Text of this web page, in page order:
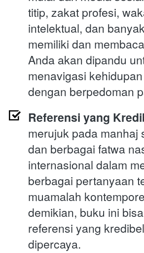
titip, zakat profesi,
intelektual, dan
memiliki dan
Anda akan dipandu
menavigasi
dengan berpedoman
Referensi yang
merujuk pada manhaj
dan berbagai fatwa
internasional dalam
berbagai pertanyaan
muamalah
demikian, buku ini
referensi yang
dipercaya.